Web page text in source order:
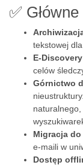
✅
tekstowej
E-
celów
Górnictwo
Migracja
e-maili w
Dostęp